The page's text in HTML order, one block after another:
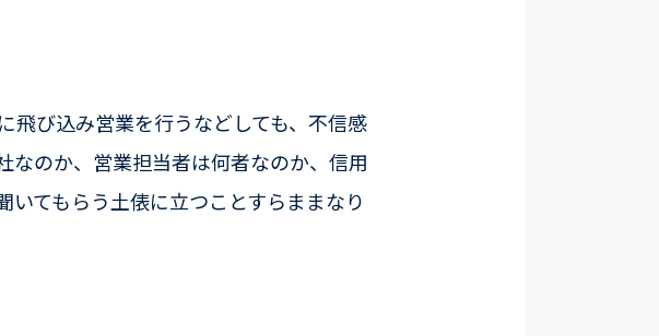
飛び込み営業を行うなどしても、不信感
なのか、営業担当者は何者なのか、信用
てもらう土俵に立つことすらままなり